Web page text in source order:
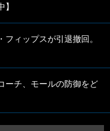
】
ィップスが引退撤回。
ーチ、モールの防御をど